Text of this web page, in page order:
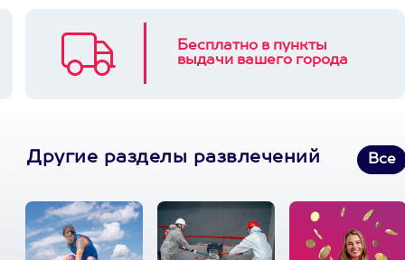
Бесплатно в пункты
выдачи вашего города
Другие разделы развлечений Все